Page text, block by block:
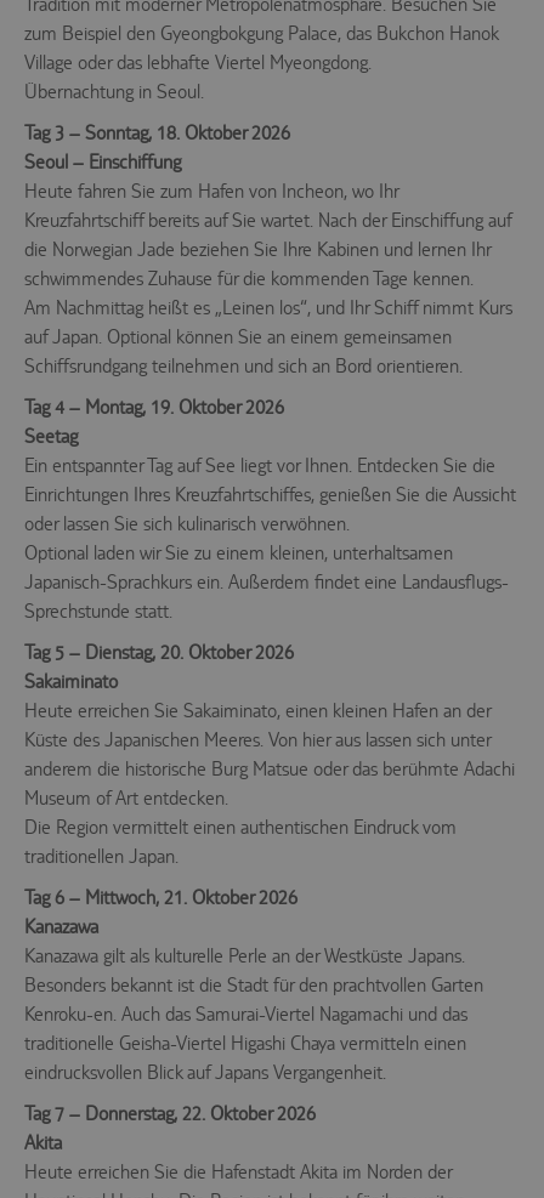
zum Beispiel den Gyeongbokgung Palace, das Bukchon Hanok
Village oder das lebhafte Viertel Myeongdong.
Übernachtung in Seoul.
Tag 3 – Sonntag, 18. Oktober 2026
Seoul – Einschiffung
Heute fahren Sie zum Hafen von Incheon, wo Ihr
Kreuzfahrtschiff bereits auf Sie wartet. Nach der Einschiffung auf
die Norwegian Jade beziehen Sie Ihre Kabinen und lernen Ihr
schwimmendes Zuhause für die kommenden Tage kennen.
Am Nachmittag heißt es „Leinen los“, und Ihr Schiff nimmt Kurs
auf Japan. Optional können Sie an einem gemeinsamen
Schiffsrundgang teilnehmen und sich an Bord orientieren.
Tag 4 – Montag, 19. Oktober 2026
Seetag
Ein entspannter Tag auf See liegt vor Ihnen. Entdecken Sie die
Einrichtungen Ihres Kreuzfahrtschiffes, genießen Sie die Aussicht
oder lassen Sie sich kulinarisch verwöhnen.
Optional laden wir Sie zu einem kleinen, unterhaltsamen
Japanisch-Sprachkurs ein. Außerdem findet eine Landausflugs-
Sprechstunde statt.
Tag 5 – Dienstag, 20. Oktober 2026
Sakaiminato
Heute erreichen Sie Sakaiminato, einen kleinen Hafen an der
Küste des Japanischen Meeres. Von hier aus lassen sich unter
anderem die historische Burg Matsue oder das berühmte Adachi
Museum of Art entdecken.
Die Region vermittelt einen authentischen Eindruck vom
traditionellen Japan.
Tag 6 – Mittwoch, 21. Oktober 2026
Kanazawa
Kanazawa gilt als kulturelle Perle an der Westküste Japans.
Besonders bekannt ist die Stadt für den prachtvollen Garten
Kenroku-en. Auch das Samurai-Viertel Nagamachi und das
traditionelle Geisha-Viertel Higashi Chaya vermitteln einen
eindrucksvollen Blick auf Japans Vergangenheit.
Tag 7 – Donnerstag, 22. Oktober 2026
Akita
Heute erreichen Sie die Hafenstadt Akita im Norden der